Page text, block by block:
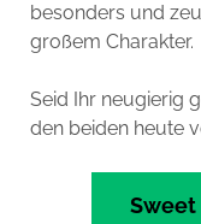
besonders und
großem Charakter.
Seid Ihr neugierig
den beiden heute
Sweet